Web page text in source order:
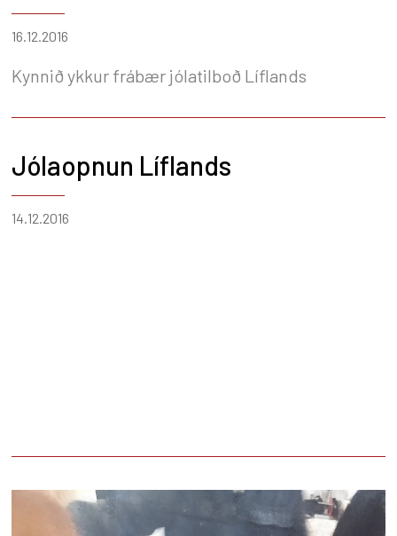
16.12.2016
Kynnið ykkur frábær jólatilboð Líflands
Jólaopnun Líflands
14.12.2016